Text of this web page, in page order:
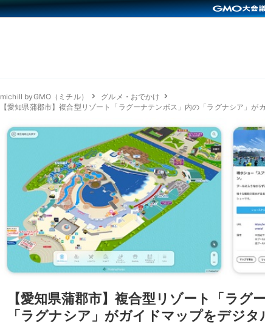
michill byGMO（ミチル）
グルメ・おでかけ
【愛知県蒲郡市】複合型リゾート「ラグーナテンボス」内の「ラグナシア」が
【愛知県蒲郡市】複合型リゾート「ラグ
「ラグナシア」がガイドマップをデジタ